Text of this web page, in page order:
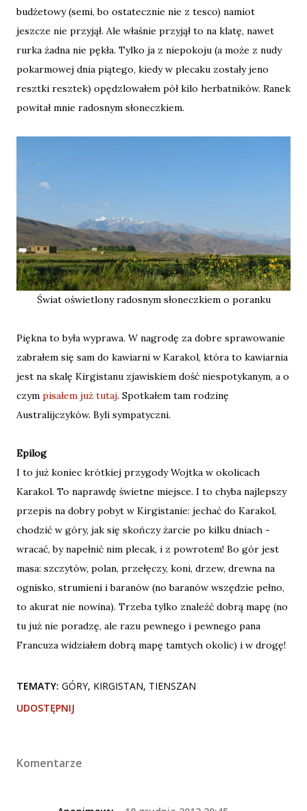
budżetowy (semi, bo ostatecznie nie z tesco) namiot
jeszcze nie przyjął. Ale właśnie przyjął to na klatę, nawet
rurka żadna nie pękła. Tylko ja z niepokoju (a może z nudy
pokarmowej dnia piątego, kiedy w plecaku zostały jeno
resztki resztek) opędzlowałem pół kilo herbatników. Ranek
powitał mnie radosnym słoneczkiem.
Świat oświetlony radosnym słoneczkiem o poranku
Piękna to była wyprawa. W nagrodę za dobre sprawowanie
zabrałem się sam do kawiarni w Karakol, która to kawiarnia
jest na skalę Kirgistanu zjawiskiem dość niespotykanym, a o
czym pisałem już tutaj. Spotkałem tam rodzinę
Australijczyków. Byli sympatyczni.
Epilog
I to już koniec krótkiej przygody Wojtka w okolicach
Karakol. To naprawdę świetne miejsce. I to chyba najlepszy
przepis na dobry pobyt w Kirgistanie: jechać do Karakol,
chodzić w góry, jak się skończy żarcie po kilku dniach -
wracać, by napełnić nim plecak, i z powrotem! Bo gór jest
masa: szczytów, polan, przełęczy, koni, drzew, drewna na
ognisko, strumieni i baranów (no baranów wszędzie pełno,
to akurat nie nowina). Trzeba tylko znaleźć dobrą mapę (no
tu już nie poradzę, ale razu pewnego i pewnego pana
Francuza widziałem dobrą mapę tamtych okolic) i w drogę!
TEMATY: GÓRY KIRGISTAN TIENSZAN
UDOSTĘPNIJ
Komentarze